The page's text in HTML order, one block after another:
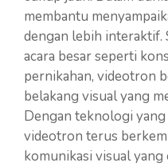
membantu
dengan lebih interaktif.
acara besar seperti
pernikahan, videotron
belakang visual yang
Dengan teknologi yang
videotron terus
komunikasi visual